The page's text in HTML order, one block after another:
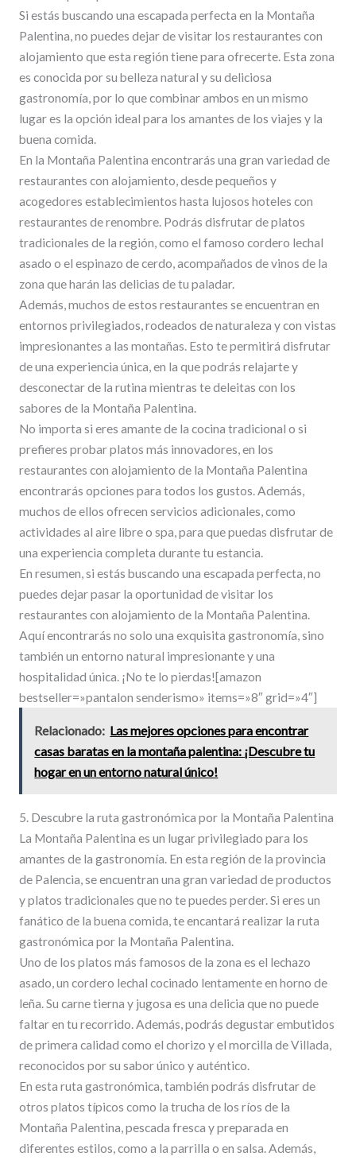
Si estás buscando una escapada perfecta en la Montaña
Palentina, no puedes dejar de visitar los restaurantes con
alojamiento que esta región tiene para ofrecerte. Esta zona
es conocida por su belleza natural y su deliciosa
gastronomía, por lo que combinar ambos en un mismo
lugar es la opción ideal para los amantes de los viajes y la
buena comida.
En la Montaña Palentina encontrarás una gran variedad de
restaurantes con alojamiento, desde pequeños y
acogedores establecimientos hasta lujosos hoteles con
restaurantes de renombre. Podrás disfrutar de platos
tradicionales de la región, como el famoso cordero lechal
asado o el espinazo de cerdo, acompañados de vinos de la
zona que harán las delicias de tu paladar.
Además, muchos de estos restaurantes se encuentran en
entornos privilegiados, rodeados de naturaleza y con vistas
impresionantes a las montañas. Esto te permitirá disfrutar
de una experiencia única, en la que podrás relajarte y
desconectar de la rutina mientras te deleitas con los
sabores de la Montaña Palentina.
No importa si eres amante de la cocina tradicional o si
prefieres probar platos más innovadores, en los
restaurantes con alojamiento de la Montaña Palentina
encontrarás opciones para todos los gustos. Además,
muchos de ellos ofrecen servicios adicionales, como
actividades al aire libre o spa, para que puedas disfrutar de
una experiencia completa durante tu estancia.
En resumen, si estás buscando una escapada perfecta, no
puedes dejar pasar la oportunidad de visitar los
restaurantes con alojamiento de la Montaña Palentina.
Aquí encontrarás no solo una exquisita gastronomía, sino
también un entorno natural impresionante y una
hospitalidad única. ¡No te lo pierdas![amazon
bestseller=»pantalon senderismo» items=»8″ grid=»4″]
Relacionado: Las mejores opciones para encontrar
casas baratas en la montaña palentina: ¡Descubre tu
hogar en un entorno natural único!
5. Descubre la ruta gastronómica por la Montaña Palentina
La Montaña Palentina es un lugar privilegiado para los
amantes de la gastronomía. En esta región de la provincia
de Palencia, se encuentran una gran variedad de productos
y platos tradicionales que no te puedes perder. Si eres un
fanático de la buena comida, te encantará realizar la ruta
gastronómica por la Montaña Palentina.
Uno de los platos más famosos de la zona es el lechazo
asado, un cordero lechal cocinado lentamente en horno de
leña. Su carne tierna y jugosa es una delicia que no puede
faltar en tu recorrido. Además, podrás degustar embutidos
de primera calidad como el chorizo y el morcilla de Villada,
reconocidos por su sabor único y auténtico.
En esta ruta gastronómica, también podrás disfrutar de
otros platos típicos como la trucha de los ríos de la
Montaña Palentina, pescada fresca y preparada en
diferentes estilos, como a la parrilla o en salsa. Además,